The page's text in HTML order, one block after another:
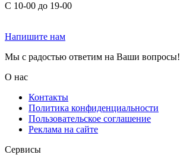
С 10-00 до 19-00
Напишите нам
Мы с радостью ответим на Ваши вопросы!
О нас
Контакты
Политика конфиденциальности
Пользовательское соглашение
Реклама на сайте
Сервисы